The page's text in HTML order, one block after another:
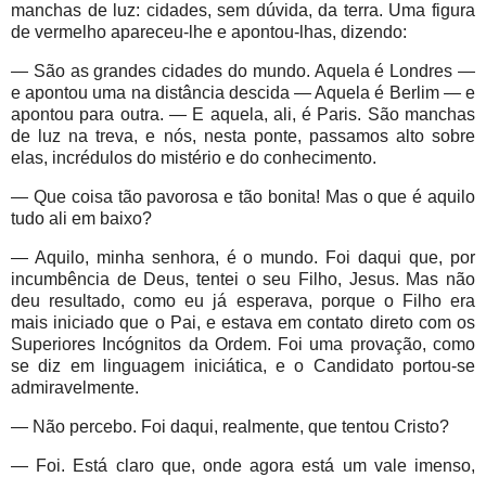
manchas de luz: cidades, sem dúvida, da terra. Uma figura
de vermelho apareceu-lhe e apontou-lhas, dizendo:
— São as grandes cidades do mundo. Aquela é Londres —
e apontou uma na distância descida — Aquela é Berlim — e
apontou para outra. — E aquela, ali, é Paris. São manchas
de luz na treva, e nós, nesta ponte, passamos alto sobre
elas, incrédulos do mistério e do conhecimento.
— Que coisa tão pavorosa e tão bonita! Mas o que é aquilo
tudo ali em baixo?
— Aquilo, minha senhora, é o mundo. Foi daqui que, por
incumbência de Deus, tentei o seu Filho, Jesus. Mas não
deu resultado, como eu já esperava, porque o Filho era
mais iniciado que o Pai, e estava em contato direto com os
Superiores Incógnitos da Ordem. Foi uma provação, como
se diz em linguagem iniciática, e o Candidato portou-se
admiravelmente.
— Não percebo. Foi daqui, realmente, que tentou Cristo?
— Foi. Está claro que, onde agora está um vale imenso,